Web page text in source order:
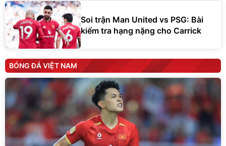
Soi trận Man United vs PSG: Bài
kiểm tra hạng nặng cho Carrick
BÓNG ĐÁ VIỆT NAM